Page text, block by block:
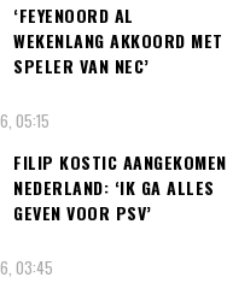
‘FEYENOORD AL
WEKENLANG AKKOORD MET
SPELER VAN NEC’
05:15
FILIP KOSTIC AANGEKOMEN
NEDERLAND: ‘IK GA ALLES
GEVEN VOOR PSV’
03:45